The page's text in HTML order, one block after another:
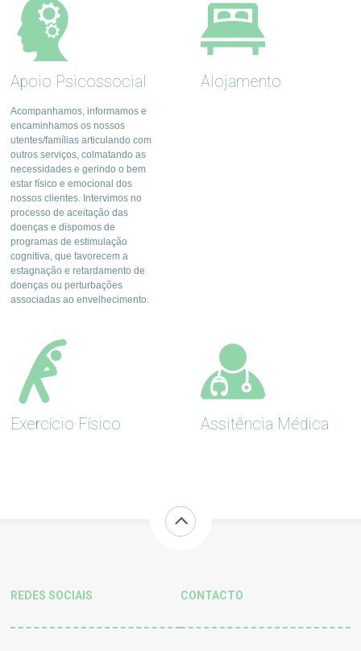
Apoio Psicossocial
Acompanhamos, informamos e
encaminhamos os nossos
utentes/famílias articulando com
outros serviços, colmatando as
necessidades e gerindo o bem
estar físico e emocional dos
nossos clientes. Intervimos no
processo de aceitação das
doenças e dispomos de
programas de estimulação
cognitiva, que favorecem a
estagnação e retardamento de
doenças ou perturbações
associadas ao envelhecimento.
Alojamento
Exercício Físico Assitência Médica
REDES SOCIAIS CONTACTO